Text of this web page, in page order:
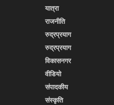
यात्रा
राजनीति
रुद्रप्रयाग
रुद्रप्रयाग
विकासनगर
वीडियो
संपादकीय
संस्कृति